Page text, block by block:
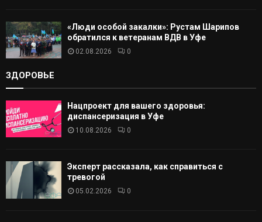
«Люди особой закалки»: Рустам Шарипов
обратился к ветеранам ВДВ в Уфе
02.08.2026 0
ЗДОРОВЬЕ
Нацпроект для вашего здоровья:
диспансеризация в Уфе
10.08.2026 0
Эксперт рассказала, как справиться с
тревогой
05.02.2026 0